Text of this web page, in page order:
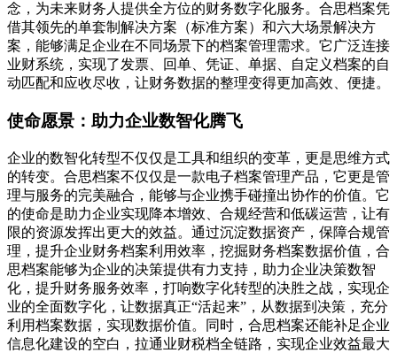
念，为未来财务人提供全方位的财务数字化服务。合思档案凭
借其领先的单套制解决方案（标准方案）和六大场景解决方
案，能够满足企业在不同场景下的档案管理需求。它广泛连接
业财系统，实现了发票、回单、凭证、单据、自定义档案的自
动匹配和应收尽收，让财务数据的整理变得更加高效、便捷。
使命愿景：助力企业数智化腾飞
企业的数智化转型不仅仅是工具和组织的变革，更是思维方式
的转变。合思档案不仅仅是一款电子档案管理产品，它更是管
理与服务的完美融合，能够与企业携手碰撞出协作的价值。它
的使命是助力企业实现降本增效、合规经营和低碳运营，让有
限的资源发挥出更大的效益。通过沉淀数据资产，保障合规管
理，提升企业财务档案利用效率，挖掘财务档案数据价值，合
思档案能够为企业的决策提供有力支持，助力企业决策数智
化，提升财务服务效率，打响数字化转型的决胜之战，实现企
业的全面数字化，让数据真正“活起来”，从数据到决策，充分
利用档案数据，实现数据价值。同时，合思档案还能补足企业
信息化建设的空白，拉通业财税档全链路，实现企业效益最大